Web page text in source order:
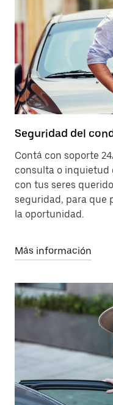
Seguridad del
Contá con soporte
consulta o inquietud
con tus seres
seguridad, para que
la oportunidad.
Más información